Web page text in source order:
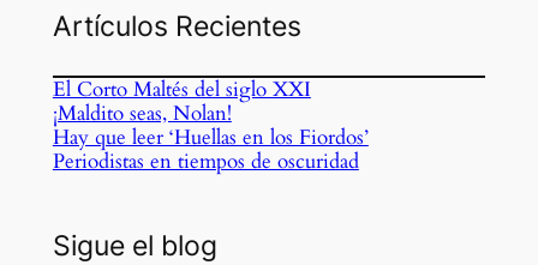
Artículos Recientes
El Corto Maltés del siglo XXI
¡Maldito seas, Nolan!
Hay que leer ‘Huellas en los Fiordos’
Periodistas en tiempos de oscuridad
Sigue el blog